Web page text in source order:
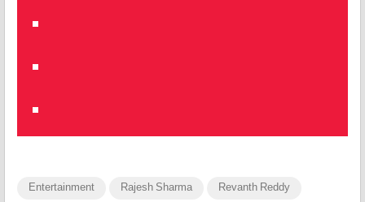
Entertainment Rajesh Sharma Revanth Reddy